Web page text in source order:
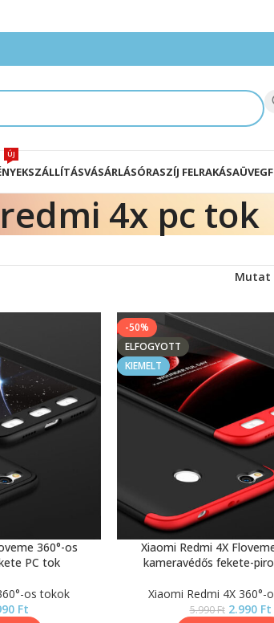
ÚJ
SZÁLLÍTÁSVÁSÁRLÁSÓRASZÍJ FELRAKÁSA
redmi 4x pc tok
Mutat
360°-os
PC tok
os tokok
Ft
-50%
ELFOGYOTT
KIEMELT
Xiaomi Redmi 4X
kameravédős fekete-
Xiaomi Redmi 4X 360°-
5.990Ft 2.990 Ft